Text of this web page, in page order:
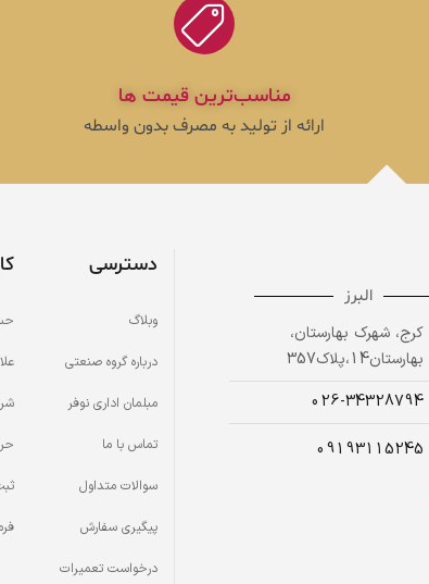
مناسب‌ترین قیمت ها
ارائه از تولید به مصرف بدون واسطه
البرز
کرج، شهرک بهارستان،
بهارستان14،پلاک357
026-34328794
09193115245
دسترسی
وبلاگ
درباره گروه صنعتی
مبلمان اداری نوفر
تماس با ما
سوالات متداول
پیگیری سفارش
درخواست تعمیرات